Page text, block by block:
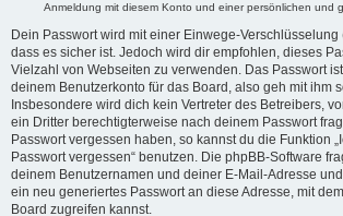
Anmeldung mit diesem Konto und einer persönlichen und
Dein Passwort wird mit einer Einwege-
dass es sicher ist. Jedoch wird dir empfohlen, dieses
Vielzahl von Webseiten zu verwenden. Das Passwort
deinem Benutzerkonto für das Board, also geh mit ihm
Insbesondere wird dich kein Vertreter des Betreibers,
ein Dritter berechtigterweise nach deinem Passwort
Passwort vergessen haben, so kannst du die Funktion
Passwort vergessen“ benutzen. Die phpBB-Software
deinem Benutzernamen und deiner E-Mail-Adresse
ein neu generiertes Passwort an diese Adresse, mit
Board zugreifen kannst.